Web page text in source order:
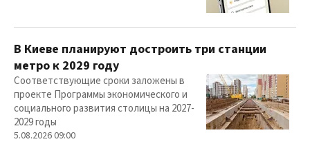
В Киеве планируют достроить три станции
метро к 2029 году
Соответствующие сроки заложены в
проекте Программы экономического и
социального развития столицы на 2027-
2029 годы
5.08.2026 09:00